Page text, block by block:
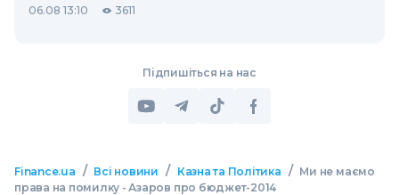
06.08 13:10 3611
Підпишіться на нас
Finance.ua / Всі новини / Казна та Політика / Ми не маємо
права на помилку - Азаров про бюджет-2014